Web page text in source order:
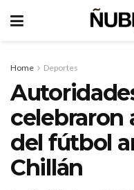
Home Deportes
celebraron
del fútbol
Chillán